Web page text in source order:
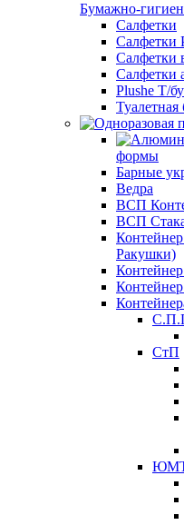
Бумажно-
Салфетки
Салфетки
Салфетки
Салфетки
Plushe Т/
формы
Барные
Ведра
ВСП
ВСП
Ракушки)
СтП